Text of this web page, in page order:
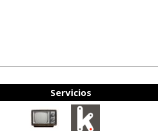
Servicios